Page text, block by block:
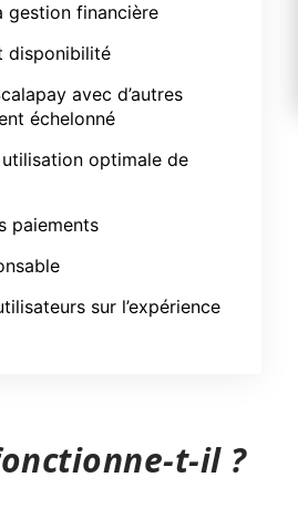
gestion financière
disponibilité
avec d’autres
échelonné
optimale de
paiements
sur l’expérience
t-il ?